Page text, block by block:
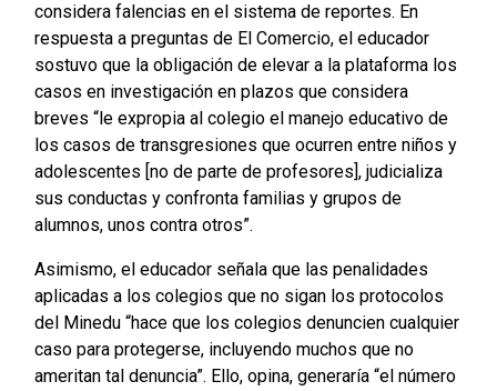
considera falencias en el sistema de reportes. En
respuesta a preguntas de El Comercio, el educador
sostuvo que la obligación de elevar a la plataforma los
casos en investigación en plazos que considera
breves “le expropia al colegio el manejo educativo de
los casos de transgresiones que ocurren entre niños y
adolescentes [no de parte de profesores], judicializa
sus conductas y confronta familias y grupos de
alumnos, unos contra otros”.
Asimismo, el educador señala que las penalidades
aplicadas a los colegios que no sigan los protocolos
del Minedu “hace que los colegios denuncien cualquier
caso para protegerse, incluyendo muchos que no
ameritan tal denuncia”. Ello, opina, generaría “el número